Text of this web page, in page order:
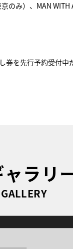
み）、MAN
券を先行予約受付
ラリ